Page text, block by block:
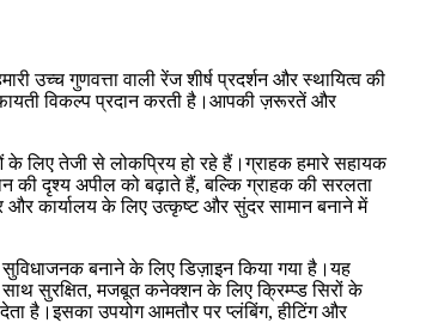
गुणवत्ता वाली रेंज शीर्ष प्रदर्शन और स्थायित्व की
विकल्प प्रदान करती है।आपकी ज़रूरतें और
लिए तेजी से लोकप्रिय हो रहे हैं।ग्राहक हमारे सहायक
की दृश्य अपील को बढ़ाते हैं, बल्कि ग्राहक की सरलता
और कार्यालय के लिए उत्कृष्ट और सुंदर सामान बनाने में
बनाने के लिए डिज़ाइन किया गया है।यह
सुरक्षित, मजबूत कनेक्शन के लिए क्रिम्प्ड सिरों के
है।इसका उपयोग आमतौर पर प्लंबिंग, हीटिंग और